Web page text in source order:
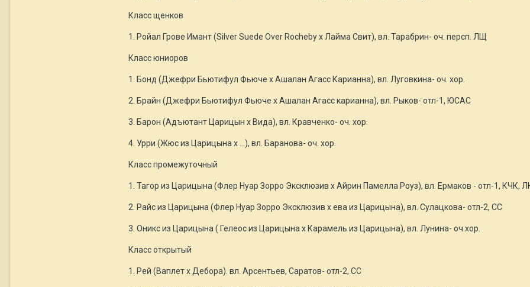
Класс щенков
1. Ройал Грове Имант (Silver Suede Over Rocheby х Лайма Свит), вл. Тарабрин- оч. персп. ЛЩ
Класс юниоров
1. Бонд (Джефри Бьютифул Фьюче х Ашалан Агасс Карианна), вл. Луговкина- оч. хор.
2. Брайн (Джефри Бьютифул Фьюче х Ашалан Агасс карианна), вл. Рыков- отл-1, ЮСАС
3. Барон (Адъютант Царицын х Вида), вл. Кравченко- оч. хор.
4. Урри (Жюс из Царицына х ...), вл. Баранова- оч. хор.
Класс промежуточный
1. Тагор из Царицына (Флер Нуар Зорро Эксклюзив х Айрин Памелла Роуз), вл. Ермаков - отл-1, КЧК,
2. Райс из Царицына (Флер Нуар Зорро Эксклюзив х ева из Царицына), вл. Сулацкова- отл-2, СС
3. Оникс из Царицына ( Гелеос из Царицына х Карамель из Царицына), вл. Лунина- оч.хор.
Класс открытый
1. Рей (Ваплет х Дебора). вл. Арсентьев, Саратов- отл-2, СС